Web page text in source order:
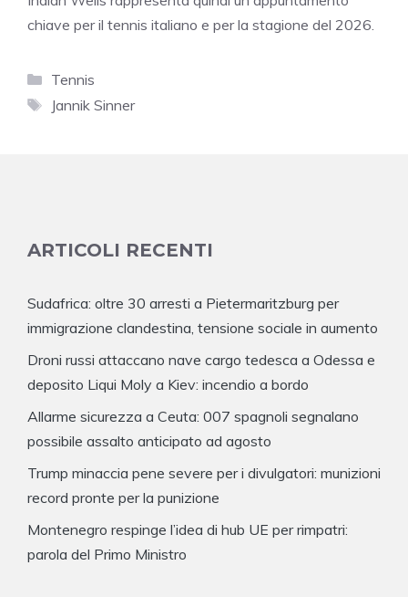
chiave per il tennis italiano e per la stagione del 2026.
Categorie
Tennis
Tag
Jannik Sinner
ARTICOLI RECENTI
Sudafrica: oltre 30 arresti a Pietermaritzburg per
immigrazione clandestina, tensione sociale in aumento
Droni russi attaccano nave cargo tedesca a Odessa e
deposito Liqui Moly a Kiev: incendio a bordo
Allarme sicurezza a Ceuta: 007 spagnoli segnalano
possibile assalto anticipato ad agosto
Trump minaccia pene severe per i divulgatori: munizioni
record pronte per la punizione
Montenegro respinge l’idea di hub UE per rimpatri:
parola del Primo Ministro